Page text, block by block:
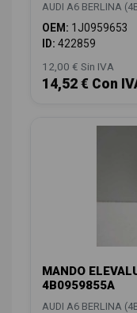
AUDI A6 BERLINA
OEM: 1J0959653
ID: 422859
12,00 € Sin IVA
14,52 € Con
MANDO
4B0959855A
AUDI A6 BERLINA